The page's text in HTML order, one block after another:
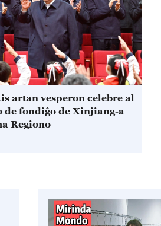
artan vesperon celebre al
de fondiĝo de Xinjiang-a
Regiono